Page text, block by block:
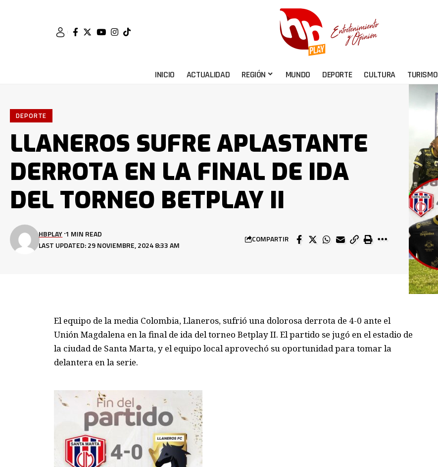
INICIO ACTUALIDAD REGIÓN MUNDO DEPORTE CULTURA TURISMO
DEPORTE
LLANEROS SUFRE APLASTANTE
DERROTA EN LA FINAL DE IDA
DEL TORNEO BETPLAY II
LAST UPDATED: 29 NOVIEMBRE, 2024 8:33 AM
HBPLAY 1 MIN READ
COMPARTIR
El equipo de la media Colombia, Llaneros, sufrió una dolorosa derrota de 4-0 ante el
Unión Magdalena en la final de ida del torneo Betplay II. El partido se jugó en el estadio de
la ciudad de Santa Marta, y el equipo local aprovechó su oportunidad para tomar la
delantera en la serie.